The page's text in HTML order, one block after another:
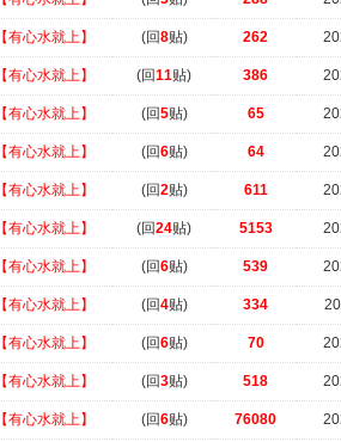
【有心水就上】 (回8贴) 262
【有心水就上】 (回11贴) 386
【有心水就上】 (回5贴) 65
【有心水就上】 (回6贴) 64
【有心水就上】 (回2贴) 611
【有心水就上】 (回24贴) 5153
【有心水就上】 (回6贴) 539
【有心水就上】 (回4贴) 334
【有心水就上】 (回6贴) 70
【有心水就上】 (回3贴) 518
【有心水就上】 (回6贴) 76080